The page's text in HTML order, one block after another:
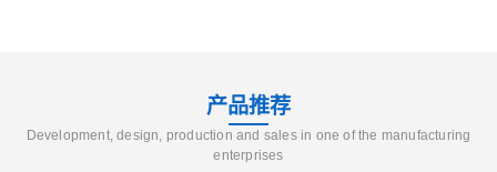
产品推荐
Development, design, production and sales in one of the manufacturing
enterprises